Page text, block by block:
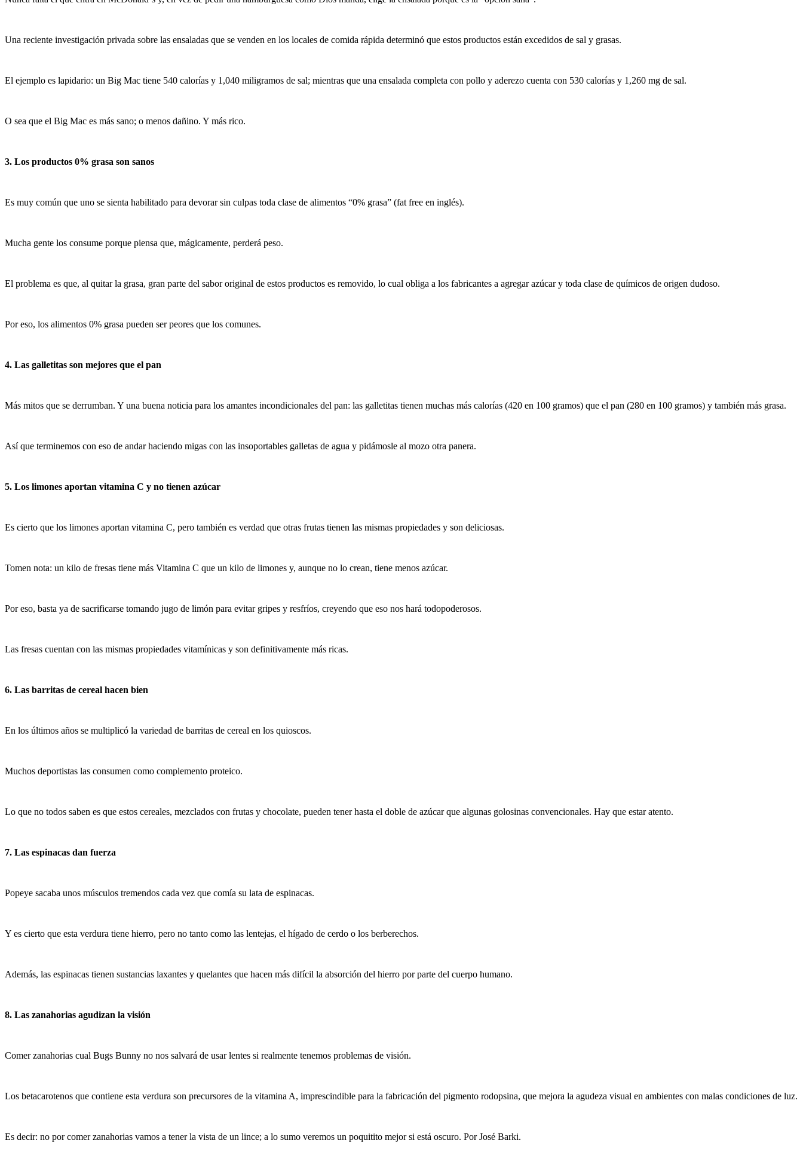
Una reciente investigación privada sobre las ensaladas que se venden en los locales de comida rápida determinó que estos productos están excedidos de sal y grasas.
El ejemplo es lapidario: un Big Mac tiene 540 calorías y 1,040 miligramos de sal; mientras que una ensalada completa con pollo y aderezo cuenta con 530 calorías y 1,260 mg de sal.
O sea que el Big Mac es más sano; o menos dañino. Y más rico.
3. Los productos 0% grasa son sanos
Es muy común que uno se sienta habilitado para devorar sin culpas toda clase de alimentos “0% grasa” (fat free en inglés).
Mucha gente los consume porque piensa que, mágicamente, perderá peso.
El problema es que, al quitar la grasa, gran parte del sabor original de estos productos es removido, lo cual obliga a los fabricantes a agregar azúcar y toda clase de químicos de origen dudoso.
Por eso, los alimentos 0% grasa pueden ser peores que los comunes.
4. Las galletitas son mejores que el pan
Más mitos que se derrumban. Y una buena noticia para los amantes incondicionales del pan: las galletitas tienen muchas más calorías (420 en 100 gramos) que el pan (280 en 100 gramos) y también más grasa.
Así que terminemos con eso de andar haciendo migas con las insoportables galletas de agua y pidámosle al mozo otra panera.
5. Los limones aportan vitamina C y no tienen azúcar
Es cierto que los limones aportan vitamina C, pero también es verdad que otras frutas tienen las mismas propiedades y son deliciosas.
Tomen nota: un kilo de fresas tiene más Vitamina C que un kilo de limones y, aunque no lo crean, tiene menos azúcar.
Por eso, basta ya de sacrificarse tomando jugo de limón para evitar gripes y resfríos, creyendo que eso nos hará todopoderosos.
Las fresas cuentan con las mismas propiedades vitamínicas y son definitivamente más ricas.
6. Las barritas de cereal hacen bien
En los últimos años se multiplicó la variedad de barritas de cereal en los quioscos.
Muchos deportistas las consumen como complemento proteico.
Lo que no todos saben es que estos cereales, mezclados con frutas y chocolate, pueden tener hasta el doble de azúcar que algunas golosinas convencionales. Hay que estar atento.
7. Las espinacas dan fuerza
Popeye sacaba unos músculos tremendos cada vez que comía su lata de espinacas.
Y es cierto que esta verdura tiene hierro, pero no tanto como las lentejas, el hígado de cerdo o los berberechos.
Además, las espinacas tienen sustancias laxantes y quelantes que hacen más difícil la absorción del hierro por parte del cuerpo humano.
8. Las zanahorias agudizan la visión
Comer zanahorias cual Bugs Bunny no nos salvará de usar lentes si realmente tenemos problemas de visión.
Los betacarotenos que contiene esta verdura son precursores de la vitamina A, imprescindible para la fabricación del pigmento rodopsina, que mejora la agudeza visual en ambientes con malas condiciones de luz.
Es decir: no por comer zanahorias vamos a tener la vista de un lince; a lo sumo veremos un poquitito mejor si está oscuro. Por José Barki.